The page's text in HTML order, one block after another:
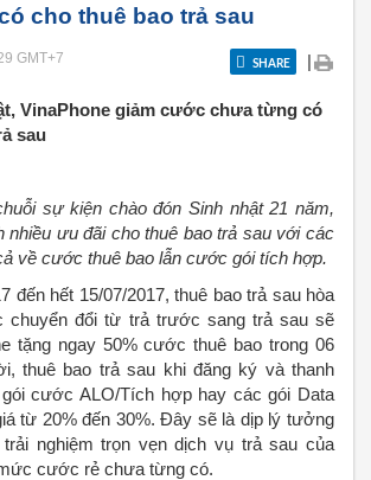
cho thuê bao trả sau
GMT+7 SHARE |
VinaPhone giảm cước chưa từng có
sau
sự kiện chào đón Sinh nhật 21 năm,
nhiều ưu đãi cho thuê bao trả sau với các
về cước thuê bao lẫn cước gói tích hợp.
đến hết 15/07/2017, thuê bao trả sau hòa
chuyển đổi từ trả trước sang trả sau sẽ
tặng ngay 50% cước thuê bao trong 06
thuê bao trả sau khi đăng ký và thanh
cước ALO/Tích hợp hay các gói Data
từ 20% đến 30%. Đây sẽ là dịp lý tưởng
nghiệm trọn vẹn dịch vụ trả sau của
cước rẻ chưa từng có.